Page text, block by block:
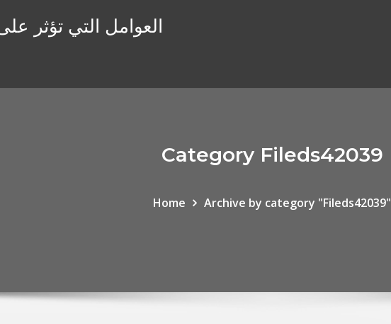
العوامل التي تؤثر
Category Fileds42039
Home Archive by category "Fileds42039"